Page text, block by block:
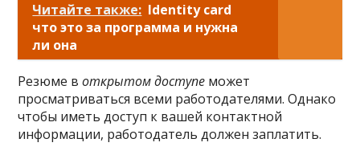
Читайте также: Identity card
что это за программа и нужна
ли она
Резюме воткрытом доступе может
просматриваться всеми работодателями. Однако
чтобы иметь доступ к вашей контактной
информации, работодатель должен заплатить.